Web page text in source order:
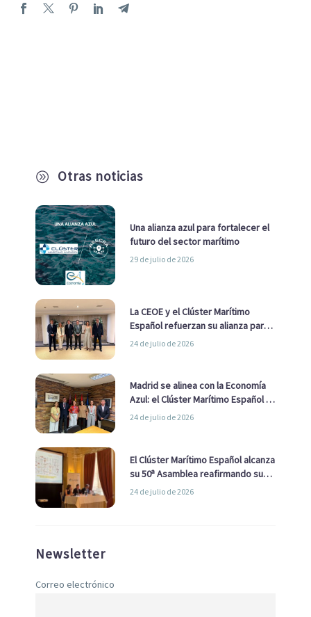
A Otras noticias
Una alianza azul para fortalecer el
futuro del sector marítimo
29 de julio de 2026
La CEOE y el Clúster Marítimo
Español refuerzan su alianza para
impulsar una estrategia Nacional
24 de julio de 2026
Madrid se alinea con la Economía
Azul: el Clúster Marítimo Español y
la Real Liga Naval avanzan alianzas
24 de julio de 2026
El Clúster Marítimo Español alcanza
su 50ª Asamblea reafirmando su
liderazgo en la Economía Azul
24 de julio de 2026
Newsletter
Correo electrónico